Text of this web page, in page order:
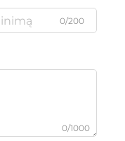
0/200
0/1000